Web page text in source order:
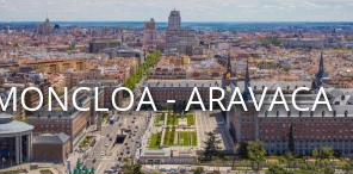
Pisos en venta Madrid centro
- ARAVACA